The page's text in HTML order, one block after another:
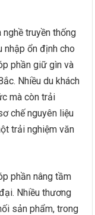
truyền thống
nhập ổn định cho
phần giữ gìn và
Nhiều du khách
mà còn trải
chế nguyên liệu
trải nghiệm văn
phần nâng tầm
Nhiều thương
sản phẩm, trong